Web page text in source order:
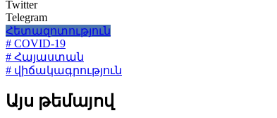
Twitter
Telegram
Հետազոտություն
# COVID-19
# Հայաստան
# վիճակագրություն
Այս թեմայով